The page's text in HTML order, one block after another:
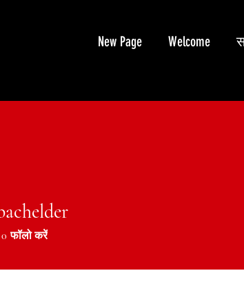
New Page Welcome
0 फॉलो करें